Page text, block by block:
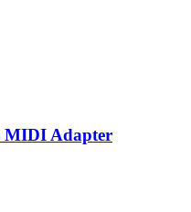
MIDI Adapter